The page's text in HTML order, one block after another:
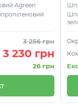
Agreen
3 256 грн
3 230 грн
26 грн